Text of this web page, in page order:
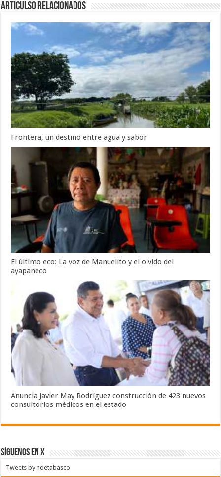
Articulso Relacionados
Frontera, un destino entre agua y sabor
El último eco: La voz de Manuelito y el olvido del
ayapaneco
Anuncia Javier May Rodríguez construcción de 423 nuevos
consultorios médicos en el estado
SÍGUENOS EN X
Tweets by ndetabasco